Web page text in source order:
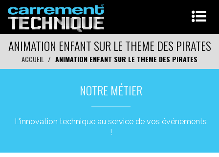
ANIMATION ENFANT SUR LE THEME DES PIRATES
ACCUEIL ANIMATION ENFANT SUR LE THEME DES PIRATES
NOTRE MÉTIER
L'innovation technique au service de vos événements
!